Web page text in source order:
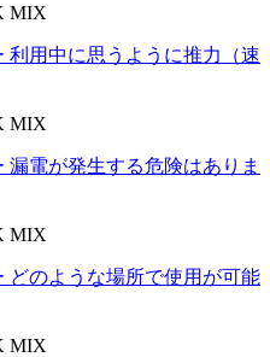
MIX
利用中に思うように推力（速
MIX
漏電が発生する危険はありま
MIX
どのような場所で使用が可能
MIX